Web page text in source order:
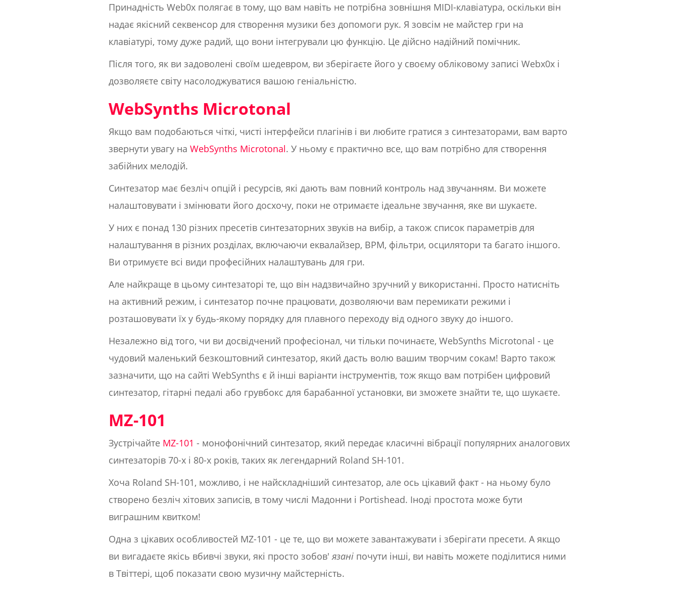
Принадність Web0x полягає в тому, що вам навіть не потрібна зовнішня MIDI-клавіатура, оскільки він
надає якісний секвенсор для створення музики без допомоги рук. Я зовсім не майстер гри на
клавіатурі, тому дуже радий, що вони інтегрували цю функцію. Це дійсно надійний помічник.
Після того, як ви задоволені своїм шедевром, ви зберігаєте його у своєму обліковому записі Webx0x і
дозволяєте світу насолоджуватися вашою геніальністю.
WebSynths Microtonal
Якщо вам подобаються чіткі, чисті інтерфейси плагінів і ви любите гратися з синтезаторами, вам варто
звернути увагу наWebSynths Microtonal. У ньому є практично все, що вам потрібно для створення
забійних мелодій.
Синтезатор має безліч опцій і ресурсів, які дають вам повний контроль над звучанням. Ви можете
налаштовувати і змінювати його досхочу, поки не отримаєте ідеальне звучання, яке ви шукаєте.
У них є понад 130 різних пресетів синтезаторних звуків на вибір, а також список параметрів для
налаштування в різних розділах, включаючи еквалайзер, BPM, фільтри, осцилятори та багато іншого.
Ви отримуєте всі види професійних налаштувань для гри.
Але найкраще в цьому синтезаторі те, що він надзвичайно зручний у використанні. Просто натисніть
на активний режим, і синтезатор почне працювати, дозволяючи вам перемикати режими і
розташовувати їх у будь-якому порядку для плавного переходу від одного звуку до іншого.
Незалежно від того, чи ви досвідчений професіонал, чи тільки починаєте, WebSynths Microtonal - це
чудовий маленький безкоштовний синтезатор, який дасть волю вашим творчим сокам! Варто також
зазначити, що на сайті WebSynths є й інші варіанти інструментів, тож якщо вам потрібен цифровий
синтезатор, гітарні педалі або грувбокс для барабанної установки, ви зможете знайти те, що шукаєте.
MZ-101
Зустрічайте MZ-101 - монофонічний синтезатор, який передає класичні вібрації популярних аналогових
синтезаторів 70-х і 80-х років, таких як легендарний Roland SH-101.
Хоча Roland SH-101, можливо, і не найскладніший синтезатор, але ось цікавий факт - на ньому було
створено безліч хітових записів, в тому числі Мадонни і Portishead. Іноді простота може бути
виграшним квитком!
Одна з цікавих особливостей MZ-101 - це те, що ви можете завантажувати і зберігати пресети. А якщо
ви вигадаєте якісь вбивчі звуки, які просто зобов'язані почути інші, ви навіть можете поділитися ними
в Твіттері, щоб показати свою музичну майстерність.